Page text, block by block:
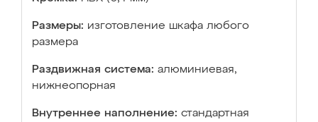
Размеры: изготовление шкафа любого
размера
Раздвижная система: алюминиевая,
нижнеопорная
Внутреннее наполнение: стандартная